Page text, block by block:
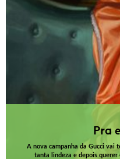
Pra
A nova campanha da Gucci vai
tanta lindeza e depois querer